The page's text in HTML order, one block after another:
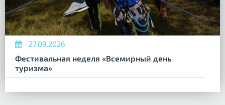
27.09.2026
Фестивальная неделя «Всемирный день
туризма»